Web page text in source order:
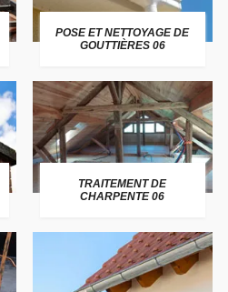
POSE ET NETTOYAGE DE
GOUTTIÈRES 06
TRAITEMENT DE
CHARPENTE 06